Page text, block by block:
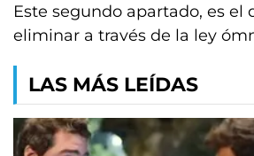
Este segundo apartado, es el
eliminar a través de la ley
LAS MÁS LEÍDAS